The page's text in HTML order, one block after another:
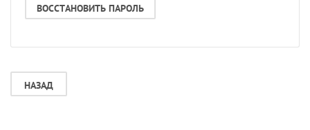
ВОССТАНОВИТЬ ПАРОЛЬ
НАЗАД